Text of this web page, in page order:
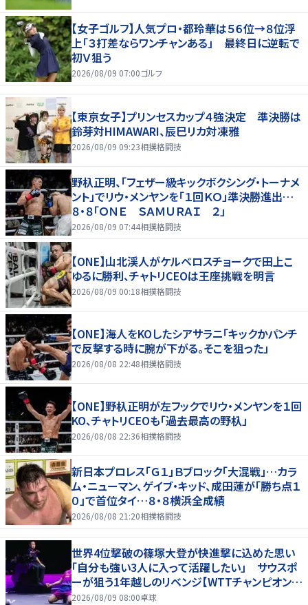
【女子ゴルフ】人気プロ・都玲華は５６位→８位浮
上「３打差ならワンチャンある」 最終日に逆転で
初Ｖ狙う
2026/08/09 07:00ゴルフ
【東京女子】プリンセスカップ４強決定 準決勝は
鈴芽対HIMAWARI、辰巳リカ対凍雅
2026/08/09 09:23相撲格闘技
野杁正明、「フェザー級キックボクシング・トーナメ
ント」でリウ・メンヤンを「１回ＫＯ」準決勝進出…
８・８「ＯＮＥ ＳＡＭＵＲＡＩ ２」
2026/08/09 07:44相撲格闘技
【ONE】山北渓人がケルベロスチョークで田上こ
ゆるに勝利、チャトリCEOは王座挑戦を明言
2026/08/09 00:18相撲格闘技
【ONE】海人をKOしたシアサラニ「キックかパンチ
で反撃する時に腕が下がる。そこを狙った」
2026/08/08 22:48相撲格闘技
【ONE】野杁正明が左フックでリウ・メンヤンを１回
KO、チャトリCEOも「過去最高の野杁」
2026/08/08 22:36相撲格闘技
新日本プロレス「Ｇ１」Ｂブロック「大混戦」…カラ
ム・ニューマン、ゲイブ・キッド、成田蓮が「勝ち点１
０」で首位タイ…８・８横浜全成績
2026/08/08 21:20相撲格闘技
世界4位撃破の篠塚大登が快進撃に込めた思い
「自分も強い3人に入って活躍したい」 サウスポ
ーが狙う1年越しのリベンジ【WTTチャンピオンズ
横浜2026】
2026/08/09 08:00卓球